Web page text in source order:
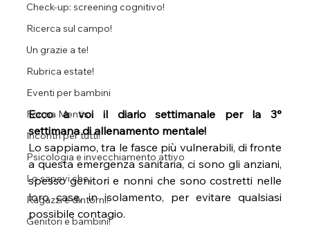
Check-up: screening cognitivo!
Ricerca sul campo!
Un grazie a te!
Rubrica estate!
Eventi per bambini
Forma Mentis
Incontri per tutti!
Psicologia e invecchiamento attivo
Lo sapevi che...
Ragazzi e dintorni!
Genitori e bambini!
Ecco a voi il diario settimanale per la 3°
settimana di allenamento mentale!
Lo sappiamo, tra le fasce più vulnerabili, di fronte
a questa emergenza sanitaria, ci sono gli anziani,
spesso genitori e nonni che sono costretti nelle
loro case, in isolamento, per evitare qualsiasi
possibile contagio.